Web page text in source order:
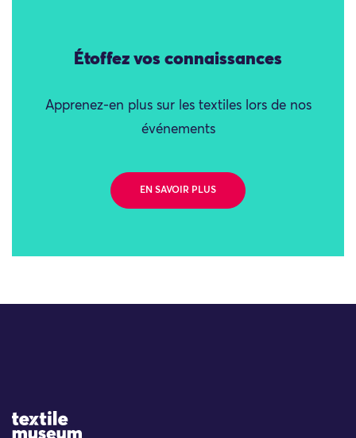
Étoffez vos connaissances
Apprenez-en plus sur les textiles lors de nos
événements
EN SAVOIR PLUS
Site Logo